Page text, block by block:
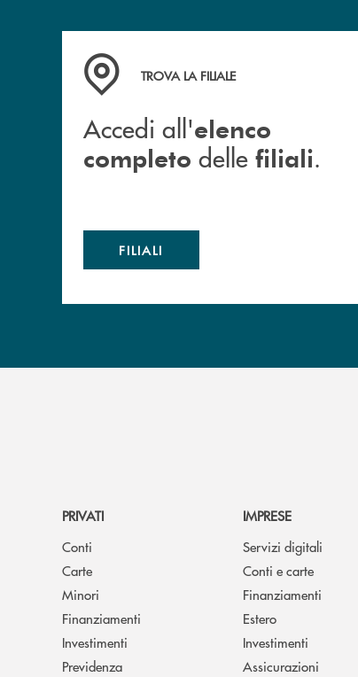
Accedi all' elenco completo delle filiali .
TROVA LA FILIALE
Accedi all'elenco
completo delle filiali.
FILIALI
PRIVATI
Conti
Carte
Minori
Finanziamenti
Investimenti
Previdenza
IMPRESE
Servizi digitali
Conti e carte
Finanziamenti
Estero
Investimenti
Assicurazioni